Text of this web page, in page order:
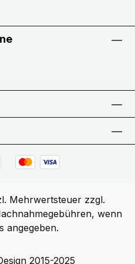
Mehrwertsteuer zzgl.
wenn
angegeben.
2015-2025